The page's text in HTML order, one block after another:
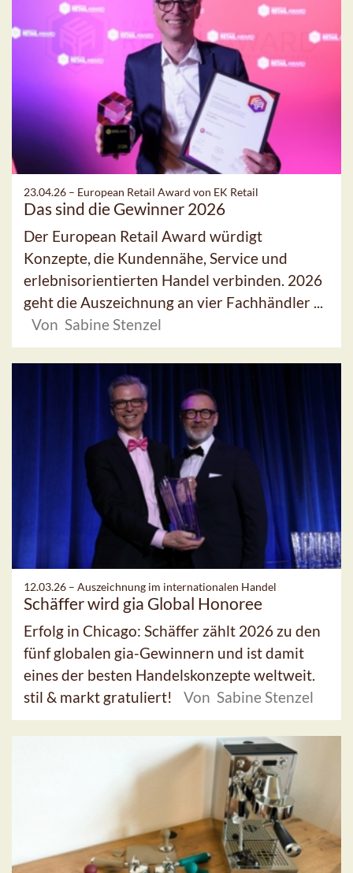
23.04.26 – European Retail Award von EK Retail
Das sind die Gewinner 2026
Der European Retail Award würdigt
Konzepte, die Kundennähe, Service und
erlebnisorientierten Handel verbinden. 2026
geht die Auszeichnung an vier Fachhändler ...
Von Sabine Stenzel
12.03.26 – Auszeichnung im internationalen Handel
Schäffer wird gia Global Honoree
Erfolg in Chicago: Schäffer zählt 2026 zu den
fünf globalen gia-Gewinnern und ist damit
eines der besten Handelskonzepte weltweit.
stil & markt gratuliert!
Von Sabine Stenzel